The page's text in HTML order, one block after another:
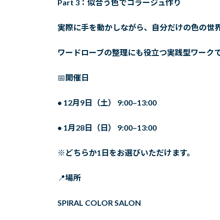
Part 3：似合う色でコラージュ作り
実際に手を動かしながら、自分だけの色の世
ワードローブの整理にも役立つ実践型ワークで
📅開催日
• 12月9日（土） 9:00–13:00
• 1月28日（日） 9:00–13:00
※どちらか1日をお選びいただけます。
📍場所
SPIRAL COLOR SALON